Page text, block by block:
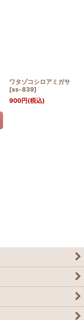
ワタゾコシロアミガサ
[ss-839]
900円(税込)